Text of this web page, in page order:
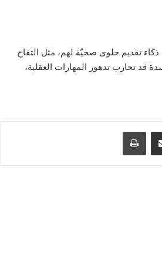
تقديم حلوى صحيّة لهم، مثل التفاح
قد تحارب تدهور المهارات العقلية،